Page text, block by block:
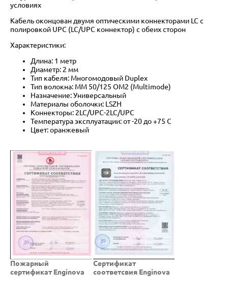
условиях
Кабель оконцован двумя оптическими коннекторами LC с
полировкой UPC (LC/UPC коннектор) с обеих сторон
Характеристики:
Длина: 1 метр
Диаметр: 2 мм
Тип кабеля: Многомодовый Duplex
Тип волокна: MM 50/125 OM2 (Multimode)
Назначение: Универсальный
Материалы оболочки: LSZH
Коннекторы: 2LC/UPC-2LC/UPC
Температура эксплуатации: от -20 до +75 C
Цвет: оранжевый
Пожарный
сертификат Enginova
Cертификат
соответсвия Enginova